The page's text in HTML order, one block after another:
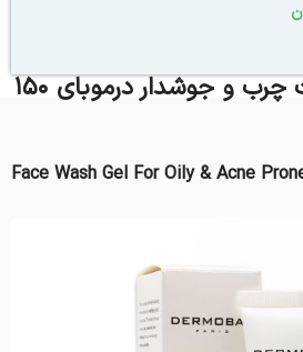
ژل شستشو پوست چرب و جوشدار درموبای 150
Face Wash Gel For Oily & Acne